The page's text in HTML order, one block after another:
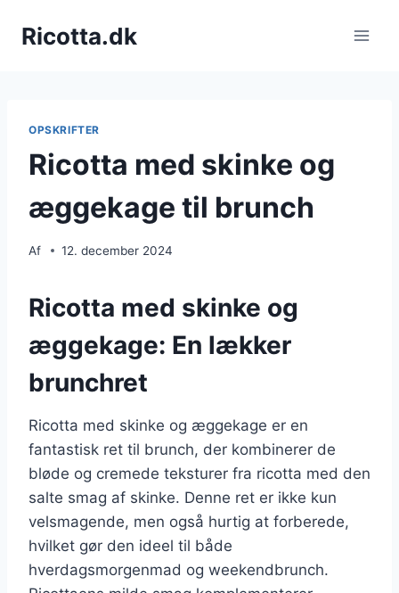
Ricotta.dk
OPSKRIFTER
Ricotta med skinke og
æggekage til brunch
Af 12. december 2024
Ricotta med skinke og
æggekage: En lækker
brunchret
Ricotta med skinke og æggekage er en
fantastisk ret til brunch, der kombinerer de
bløde og cremede teksturer fra ricotta med den
salte smag af skinke. Denne ret er ikke kun
velsmagende, men også hurtig at forberede,
hvilket gør den ideel til både
hverdagsmorgenmad og weekendbrunch.